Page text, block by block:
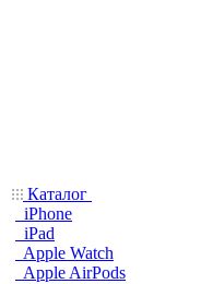
Каталог
iPhone
iPad
Apple Watch
Apple AirPods